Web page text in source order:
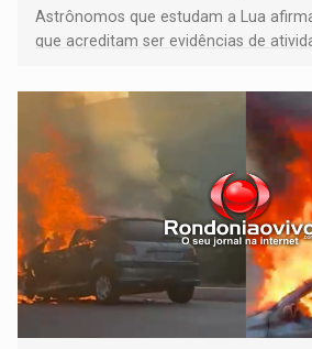
Astrônomos que estudam a Lua
que acreditam ser evidências de
órbita